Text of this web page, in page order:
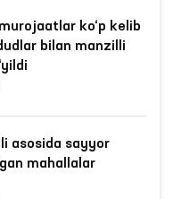
ko‘p kelib
bilan manzilli
asosida sayyor
mahallalar